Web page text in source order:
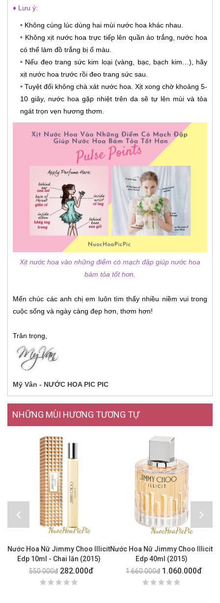
♦ Lưu ý:
• Không cùng lúc dùng hai mùi nước hoa khác nhau.
• Không xịt nước hoa trực tiếp lên quần áo trắng, nước hoa
có thể làm đồ trắng bị ố màu.
• Nếu đeo trang sức kim loại (vàng, bạc, bạch kim…), hãy
xịt nước hoa trước rồi đeo trang sức sau.
• Tuyệt đối không chà xát nước hoa. Xịt xong chờ khoảng 5-
10 giây, nước hoa gặp nhiệt trên da sẽ tự lên mùi và tỏa
ngát trọn vẹn hương thơm.
Xịt nước hoa vào những điểm có mạch đập giúp nước hoa
bám tỏa tốt hơn.
Mến chúc các anh chị em luôn tìm thấy nhiều niềm vui trong
cuộc sống và ngày càng đẹp hơn, thơm hơn!
Trân trọng,
Mỹ Vân - NƯỚC HOA PIC PIC
NHỮNG MÙI HƯƠNG TƯƠNG TỰ
Nước Hoa Nữ Jimmy Choo Illicit
Edp 10ml - Chai lăn (2015)
550.000đ 282.000đ
Nước Hoa Nữ Jimmy Choo Illicit
Edp 40ml (2015)
1.660.000đ 1.060.000đ